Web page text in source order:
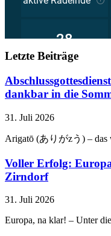
Letzte Beiträge
dankbar in die
31. Juli 2026
Arigatō (ありがzう) – das
Voller Erfolg:
Zirndorf
31. Juli 2026
Europa, na klar! – Unter